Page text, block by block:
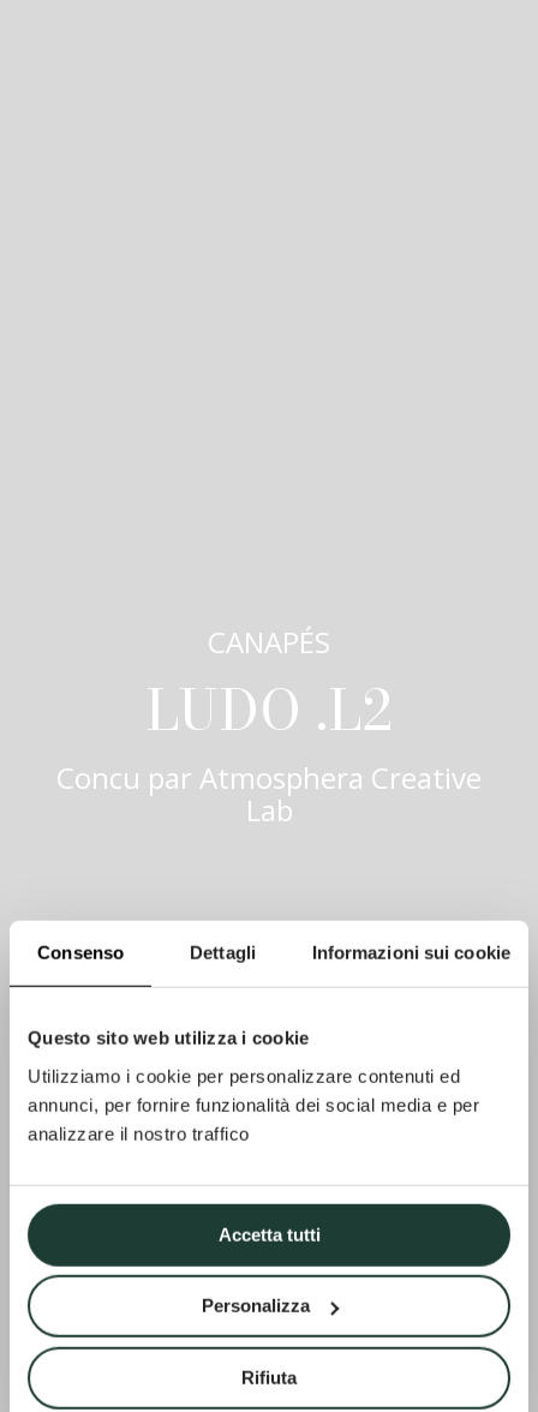
Consenso Dettagli Informazioni sui cookie
Questo sito web utilizza i cookie
Utilizziamo i cookie per personalizzare contenuti ed
annunci, per fornire funzionalità dei social media e per
analizzare il nostro traffico
Accetta tutti
Personalizza
Rifiuta
CANAPÉS
LUDO .L2
Concu par Atmosphera Creative
Lab